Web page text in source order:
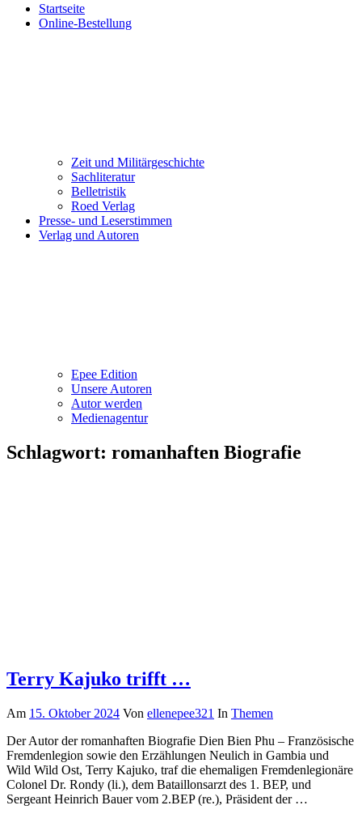
Startseite
Online-Bestellung
Zeit und Militärgeschichte
Sachliteratur
Belletristik
Roed Verlag
Presse- und Leserstimmen
Verlag und Autoren
Epee Edition
Unsere Autoren
Autor werden
Medienagentur
Schlagwort: romanhaften Biografie
Terry Kajuko trifft …
Am 15. Oktober 2024 Von ellenepee321 In Themen
Der Autor der romanhaften Biografie Dien Bien Phu – Französische
Fremdenlegion sowie den Erzählungen Neulich in Gambia und
Wild Wild Ost, Terry Kajuko, traf die ehemaligen Fremdenlegionäre
Colonel Dr. Rondy (li.), dem Bataillonsarzt des 1. BEP, und
Sergeant Heinrich Bauer vom 2.BEP (re.), Präsident der …